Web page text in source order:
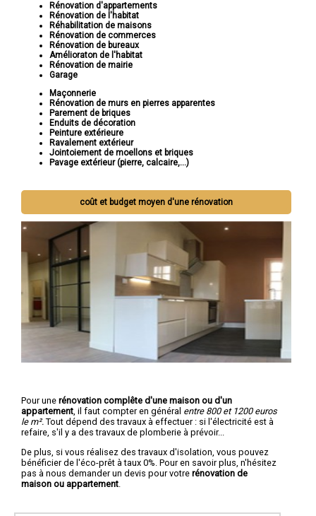
Rénovation d'appartements
Rénovation de l'habitat
Réhabilitation de maisons
Rénovation de commerces
Rénovation de bureaux
Amélioraton de l'habitat
Rénovation de mairie
Garage
Maçonnerie
Rénovation de murs en pierres apparentes
Parement de briques
Enduits de décoration
Peinture extérieure
Ravalement extérieur
Jointoiement de moellons et briques
Pavage extérieur (pierre, calcaire,...)
coût et budget moyen d'une rénovation
Pour une rénovation complête d'une maison ou d'un
appartement , il faut compter en général entre 800 et 1200 euros
le m². Tout dépend des travaux à effectuer : si l'électricité est à
refaire, s'il y a des travaux de plomberie à prévoir...
De plus, si vous réalisez des travaux d'isolation, vous pouvez
bénéficier de l'éco-prêt à taux 0%. Pour en savoir plus, n'hésitez
pas à nous demander un devis pour votre rénovation de
maison ou appartement